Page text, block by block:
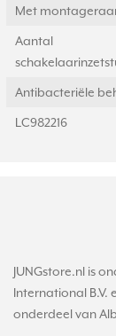
Met
Aantal
Antibacteriële
LC982216
JUNGstore.nl is
International B.V.
onderdeel van